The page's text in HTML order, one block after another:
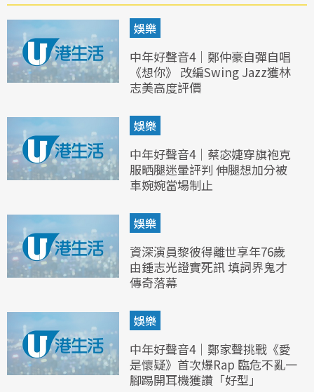
娛樂
中年好聲音4｜鄭仲豪自彈自唱
《想你》 改編Swing Jazz獲林
志美高度評價
娛樂
中年好聲音4｜蔡宓婕穿旗袍克
服晒腿迷暈評判 伸腿想加分被
車婉婉當場制止
娛樂
資深演員黎彼得離世享年76歲
由鍾志光證實死訊 填詞界鬼才
傳奇落幕
娛樂
中年好聲音4｜鄭家聲挑戰《愛
是懷疑》首次爆Rap 臨危不亂一
腳踢開耳機獲讚「好型」